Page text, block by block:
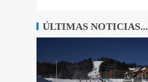
ÚLTIMAS NOTICIAS...